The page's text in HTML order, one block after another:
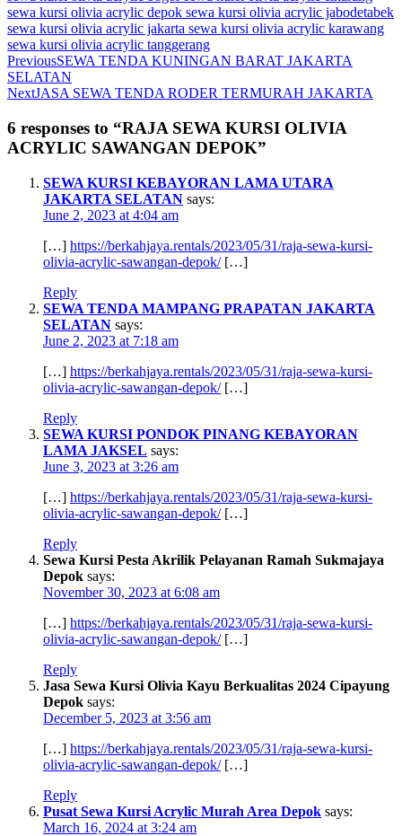
sewa kursi olivia acrylic depok sewa kursi olivia acrylic jabodetabek
sewa kursi olivia acrylic jakarta sewa kursi olivia acrylic karawang
sewa kursi olivia acrylic tanggerang
PreviousSEWA TENDA KUNINGAN BARAT JAKARTA
SELATAN
NextJASA SEWA TENDA RODER TERMURAH JAKARTA
6 responses to “RAJA SEWA KURSI OLIVIA
ACRYLIC SAWANGAN DEPOK”
SEWA KURSI KEBAYORAN LAMA UTARA
JAKARTA SELATAN says:
June 2, 2023 at 4:04 am
[…] https://berkahjaya.rentals/2023/05/31/raja-sewa-kursi-
olivia-acrylic-sawangan-depok/[…]
Reply
SEWA TENDA MAMPANG PRAPATAN JAKARTA
SELATAN says:
June 2, 2023 at 7:18 am
[…] https://berkahjaya.rentals/2023/05/31/raja-sewa-kursi-
olivia-acrylic-sawangan-depok/[…]
Reply
SEWA KURSI PONDOK PINANG KEBAYORAN
LAMA JAKSEL says:
June 3, 2023 at 3:26 am
[…] https://berkahjaya.rentals/2023/05/31/raja-sewa-kursi-
olivia-acrylic-sawangan-depok/[…]
Reply
Sewa Kursi Pesta Akrilik Pelayanan Ramah Sukmajaya
Depok says:
November 30, 2023 at 6:08 am
[…] https://berkahjaya.rentals/2023/05/31/raja-sewa-kursi-
olivia-acrylic-sawangan-depok/[…]
Reply
Jasa Sewa Kursi Olivia Kayu Berkualitas 2024 Cipayung
Depok says:
December 5, 2023 at 3:56 am
[…] https://berkahjaya.rentals/2023/05/31/raja-sewa-kursi-
olivia-acrylic-sawangan-depok/[…]
Reply
Pusat Sewa Kursi Acrylic Murah Area Depok says:
March 16, 2024 at 3:24 am